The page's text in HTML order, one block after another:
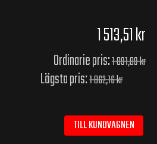
1 513,51 kr
Ordinarie pris:1 891,89 kr
Lägsta pris:1 862,16 kr
TILL KUNDVAGNEN